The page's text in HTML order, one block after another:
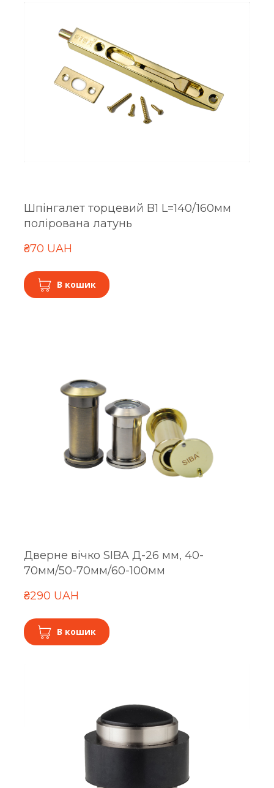
Шпінгалет торцевий B1 L=140/160мм
полірована латунь
₴70 UAH
В кошик
Дверне вічко SIBA Д-26 мм, 40-
70мм/50-70мм/60-100мм
₴290 UAH
В кошик